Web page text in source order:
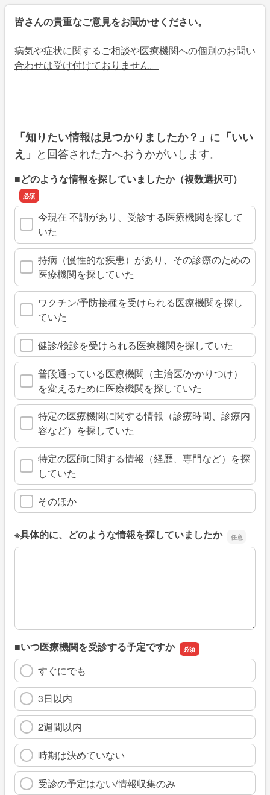
皆さんの貴重なご意見をお聞かせください。
病気や症状に関するご相談や医療機関への個別のお問い
合わせは受け付けておりません。
「知りたい情報は見つかりましたか？」 に 「いい
え」 と回答された方へおうかがいします。
■どのような情報を探していましたか（複数選択可）
今現在 不調があり、受診する医療機関を探して
いた
持病（慢性的な疾患）があり、その診療のための
医療機関を探していた
ワクチン/予防接種を受けられる医療機関を探し
ていた
健診/検診を受けられる医療機関を探していた
普段通っている医療機関（主治医/かかりつけ）
を変えるために医療機関を探していた
特定の医療機関に関する情報（診療時間、診療内
容など）を探していた
特定の医師に関する情報（経歴、専門など）を探
していた
そのほか
※具体的に、どのような情報を探していましたか
※具体的に、どのような情報を探していましたか
■いつ医療機関を受診する予定ですか
すぐにでも
3日以内
2週間以内
時期は決めていない
受診の予定はない/情報収集のみ